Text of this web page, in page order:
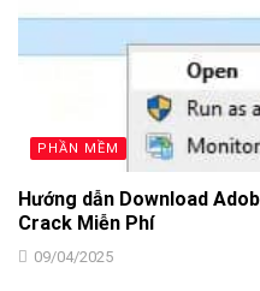
PHẦN MỀM
Hướng dẫn Download
Crack Miễn Phí
09/04/2025